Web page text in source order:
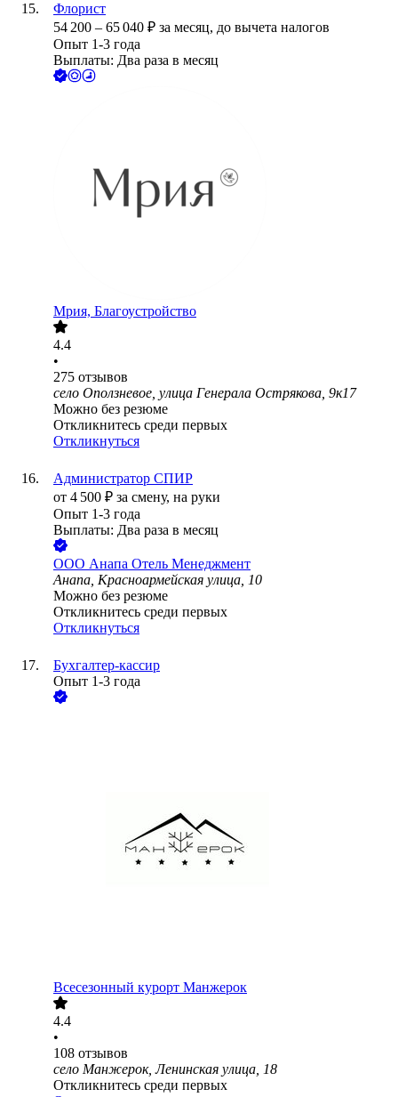
Флорист
54 200 – 65 040 ₽ за месяц, до вычета налогов
Опыт 1-3 года
Выплаты: Два раза в месяц
Мрия, Благоустройство
4.4
•
275 отзывов
село Оползневое, улица Генерала Острякова, 9к17
Можно без резюме
Откликнитесь среди первых
Откликнуться
Администратор СПИР
от 4 500 ₽ за смену, на руки
Опыт 1-3 года
Выплаты: Два раза в месяц
ООО Анапа Отель Менеджмент
Анапа, Красноармейская улица, 10
Можно без резюме
Откликнитесь среди первых
Откликнуться
Бухгалтер-кассир
Опыт 1-3 года
Всесезонный курорт Манжерок
4.4
•
108 отзывов
село Манжерок, Ленинская улица, 18
Откликнитесь среди первых